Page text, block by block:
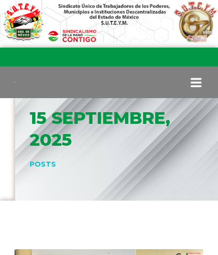
INICIO
COMITÉ EJECUTIVO
15 SEPTIEMBRE,
2025
POSTS